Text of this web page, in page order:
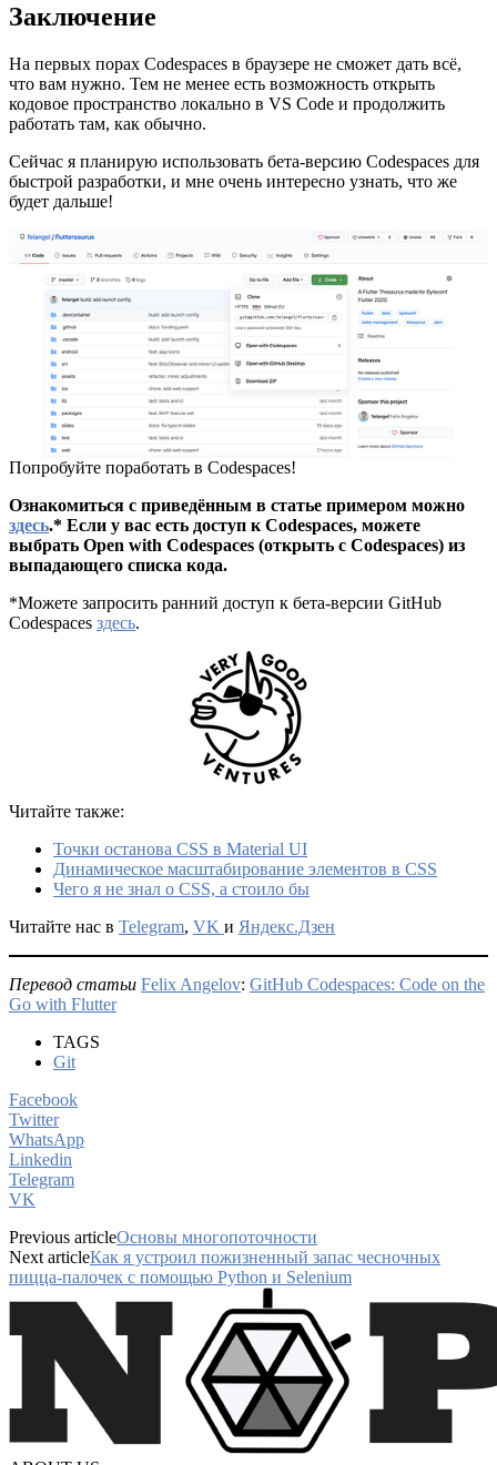
Заключение
На первых порах Codespaces в браузере не сможет дать всё,
что вам нужно. Тем не менее есть возможность открыть
кодовое пространство локально в VS Code и продолжить
работать там, как обычно.
Сейчас я планирую использовать бета-версию Codespaces для
быстрой разработки, и мне очень интересно узнать, что же
будет дальше!
Попробуйте поработать в Codespaces!
Ознакомиться с приведённым в статье примером можно
здесь.* Если у вас есть доступ к Codespaces, можете
выбрать Open with Codespaces (открыть с Codespaces) из
выпадающего списка кода.
*Можете запросить ранний доступ к бета-версии GitHub
Codespaces здесь.
Читайте также:
Точки останова CSS в Material UI
Динамическое масштабирование элементов в CSS
Чего я не знал о CSS, а стоило бы
Читайте нас в Telegram, VK и Яндекс.Дзен
Перевод статьи Felix Angelov: GitHub Codespaces: Code on the
Go with Flutter
TAGS
Git
Facebook
Twitter
WhatsApp
Linkedin
Telegram
VK
Previous articleОсновы многопоточности
Next articleКак я устроил пожизненный запас чесночных
пицца-палочек с помощью Python и Selenium